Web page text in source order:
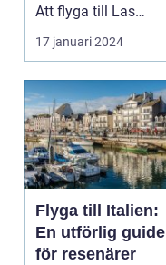
Att flyga till Las
Palmas, beläget ...
17 januari 2024
Flyga till Italien:
En utförlig guide
för resenärer